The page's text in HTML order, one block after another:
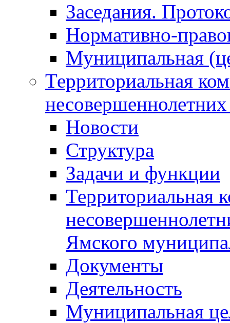
Заседания.
Нормативно-
Муниципальная
Территориальная
Новости
Структура
Задачи и функции
Территориальная
Ямского
Документы
Деятельность
Муниципальная